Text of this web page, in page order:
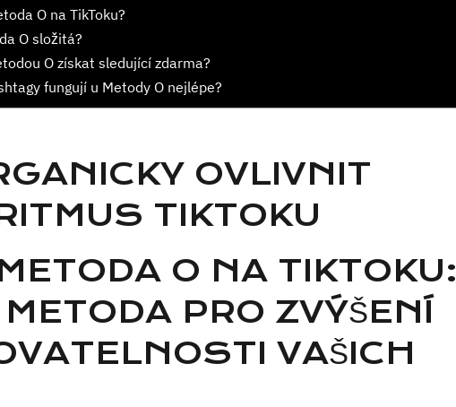
O na TikToku?
O složitá?
O získat sledující zdarma?
fungují u Metody O nejlépe?
OVLIVNIT
TIKTOKU
O NA TIKTOKU:
PRO ZVÝŠENÍ
VAŠICH